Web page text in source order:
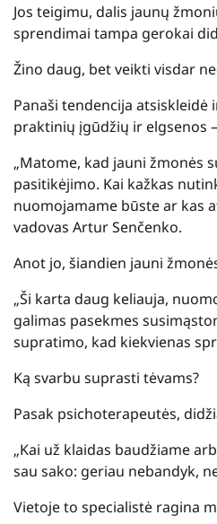
Jos teigimu, dalis jaunų
sprendimai tampa gerokai
Žino daug, bet veikti visdar
Panaši tendencija atsiskleidė
praktinių įgūdžių ir elgsenos
„Matome, kad jauni žmonės
pasitikėjimo. Kai kažkas
nuomojamame būste ar kas
vadovas Artur Senčenko.
Anot jo, šiandien jauni
„Ši karta daug keliauja,
galimas pasekmes
supratimo, kad kiekvienas
Ką svarbu suprasti tėvams?
Pasak psichoterapeutės,
„Kai už klaidas baudžiame
sau sako: geriau nebandyk,
Vietoje to specialistė ragina